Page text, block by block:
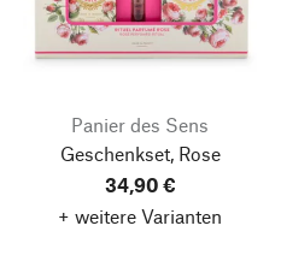
Panier des Sens
Geschenkset, Rose
34,90 €
+ weitere Varianten